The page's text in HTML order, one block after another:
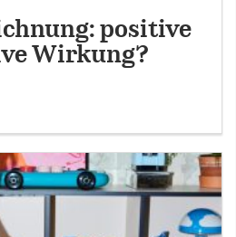
positive
Wirkung?